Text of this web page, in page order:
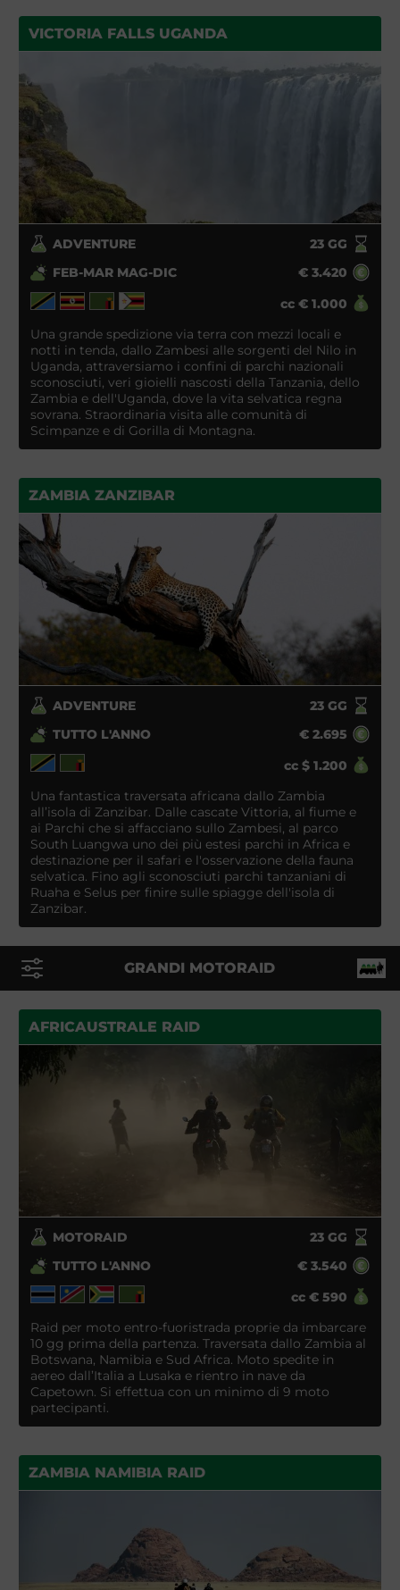
VICTORIA FALLS UGANDA
ADVENTURE 23GG
FEB-MAR MAG-DIC
€ 3.420
cc € 1.000
Una grande spedizione via terra con mezzi locali e
notti in tenda, dallo Zambesi alle sorgenti del Nilo in
Uganda, attraversiamo i confini di parchi nazionali
sconosciuti, veri gioielli nascosti della Tanzania, dello
Zambia e dell'Uganda, dove la vita selvatica regna
sovrana. Straordinaria visita alle comunità di
Scimpanze e di Gorilla di Montagna.
ZAMBIA ZANZIBAR
ADVENTURE 23GG
TUTTO L'ANNO
€ 2.695
cc $ 1.200
Una fantastica traversata africana dallo Zambia
all’isola di Zanzibar. Dalle cascate Vittoria, al fiume e
ai Parchi che si affacciano sullo Zambesi, al parco
South Luangwa uno dei più estesi parchi in Africa e
destinazione per il safari e l'osservazione della fauna
selvatica. Fino agli sconosciuti parchi tanzaniani di
Ruaha e Selus per finire sulle spiagge dell'isola di
Zanzibar.
GRANDI MOTORAID
AFRICAUSTRALE RAID
MOTORAID 23GG
TUTTO L'ANNO
€ 3.540
cc € 590
Raid per moto entro-fuoristrada proprie da imbarcare
10 gg prima della partenza. Traversata dallo Zambia al
Botswana, Namibia e Sud Africa. Moto spedite in
aereo dall’Italia a Lusaka e rientro in nave da
Capetown. Si effettua con un minimo di 9 moto
partecipanti.
ZAMBIA NAMIBIA RAID